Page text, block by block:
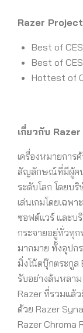
Razer
Best of
Best of
Hottest of
เกี่ยวกับ Razer
เครื่องหมายการ
สัญลักษณ์ที่มีผู้คน
ระดับโลก โดยบ
เล่นเกมโดยเฉพ
ซอฟต์แวร์ และบ
กระจายอยู่ทั่วทุก
มากมาย ทั้งอุปก
มิ่งโน้ตบุ๊กตระกูล
รับอย่างล้นหลา
Razer ที่รวมแล้
ด้วย Razer
Razer Chroma